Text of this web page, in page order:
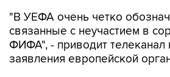
"В УЕФА очень четко
связанные с неучастием в
ФИФА", - приводит
заявления европейской